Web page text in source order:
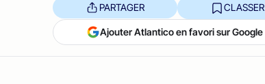
PARTAGER CLASSER
Ajouter Atlantico en favori sur Google